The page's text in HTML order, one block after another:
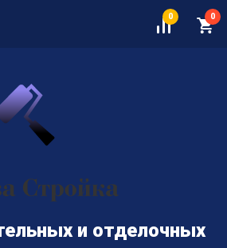
0 0
и отделочных